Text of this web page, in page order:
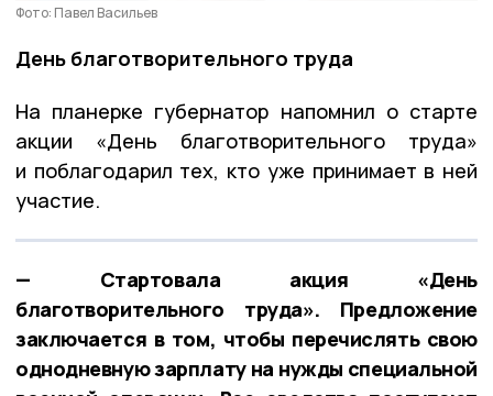
Фото: Павел Васильев
День благотворительного труда
На планерке губернатор напомнил о старте
акции «День благотворительного труда»
и поблагодарил тех, кто уже принимает в ней
участие.
— Стартовала акция «День
благотворительного труда». Предложение
заключается в том, чтобы перечислять свою
однодневную зарплату на нужды специальной